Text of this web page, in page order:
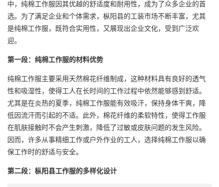
中， 纯棉工作服因其优越的舒适度和耐用性，成为了众多企业的首
选。为了满足企业和个体需求，枞阳县的工装市场不断丰富，尤其
是纯棉工作服，既符合实用性，又展现出企业文化，受到广泛欢
迎。
第一段：纯棉工作服的材料优势
纯棉工作服主要采用天然棉花纤维制成，这种材料具有良好的透气
性和吸湿性，使得工人在长时间的工作过程中依然能够感到舒适。
尤其是在炎热的夏季，纯棉工作服能有效吸汗，保持身体干爽，降
低因流汗而引起的不适。此外，棉花纤维的柔软特性，使得工作服
在肌肤接触时不会产生刺激，降低了过敏或皮肤问题的发生风险。
因而，许多从事精细工作或户外作业的工人，选择纯棉工作服以确
保工作时的舒适与安全。
第二段：枞阳县工作服的多样化设计